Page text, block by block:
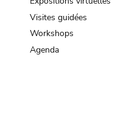
Visites guidées
Workshops
Agenda